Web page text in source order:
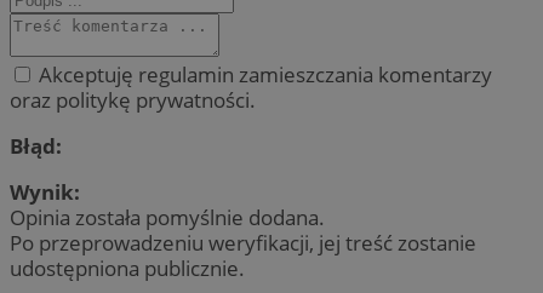
Akceptuję regulamin zamieszczania komentarzy
oraz politykę prywatności.
Błąd:
Wynik:
Opinia została pomyślnie dodana.
Po przeprowadzeniu weryfikacji, jej treść zostanie
udostępniona publicznie.